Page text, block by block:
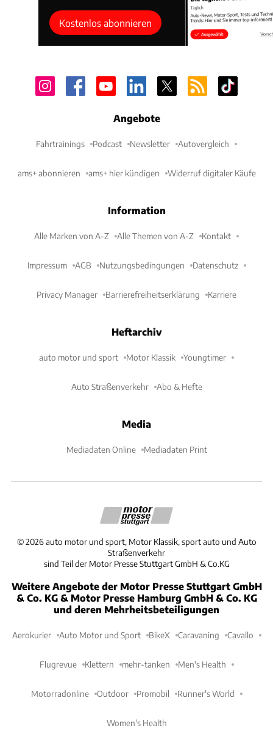
Kostenlos abonnieren
Angebote
Fahrtrainings Podcast Newsletter Autovergleich
ams+ abonnieren ams+ hier kündigen Widerruf digitaler Käufe
Information
Alle Marken von A-Z Alle Themen von A-Z Kontakt
Impressum AGB Nutzungsbedingungen Datenschutz
Privacy Manager Barrierefreiheitserklärung Karriere
Heftarchiv
auto motor und sport Motor Klassik Youngtimer
Auto Straßenverkehr Abo & Hefte
Media
Mediadaten Online Mediadaten Print
©2026 auto motor und sport, Motor Klassik, sport auto und Auto
Straßenverkehr
sind Teil der Motor Presse Stuttgart GmbH & Co.KG
Weitere Angebote der Motor Presse Stuttgart GmbH
& Co. KG & Motor Presse Hamburg GmbH & Co. KG
und deren Mehrheitsbeteiligungen
Aerokurier Auto Motor und Sport BikeX Caravaning Cavallo
Flugrevue Klettern mehr-tanken Men's Health
Motorradonline Outdoor Promobil Runner's World
Women's Health